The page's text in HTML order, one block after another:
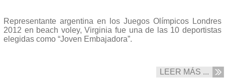
Representante argentina en los Juegos Olímpicos Londres
2012 en beach voley, Virginia fue una de las 10 deportistas
elegidas como “Joven Embajadora”.
LEER MÁS ...